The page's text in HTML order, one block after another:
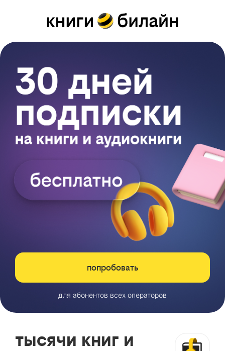
попробовать
для абонентов всех операторов
тысячи книг и